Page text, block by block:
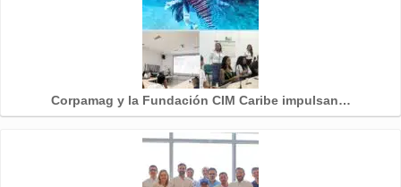
Corpamag y la Fundación CIM Caribe impulsan…